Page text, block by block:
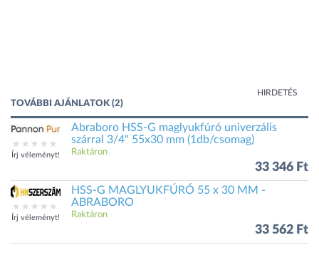
HIRDETÉS
TOVÁBBI AJÁNLATOK (2)
Írj véleményt!
Abraboro HSS-G maglyukfúró univerzális
szárral 3/4" 55x30 mm (1db/csomag)
Raktáron
33 346 Ft
Írj véleményt!
HSS-G MAGLYUKFÚRÓ 55 x 30 MM -
ABRABORO
Raktáron
33 562 Ft